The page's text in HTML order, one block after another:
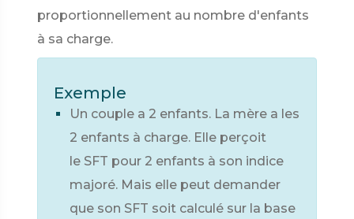
proportionnellement au nombre d'enfants
à sa charge.
Exemple
Un couple a 2 enfants. La mère a les
2 enfants à charge. Elle perçoit
le SFT pour 2 enfants à son indice
majoré. Mais elle peut demander
que son SFT soit calculé sur la base